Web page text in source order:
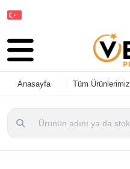
Anasayfa Tüm Ürünlerimiz